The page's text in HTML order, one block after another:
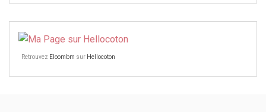
Retrouvez Eloombm sur Hellocoton